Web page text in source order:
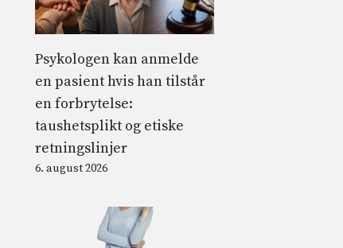
Psykologen kan anmelde
en pasient hvis han tilstår
en forbrytelse:
taushetsplikt og etiske
retningslinjer
6. august 2026